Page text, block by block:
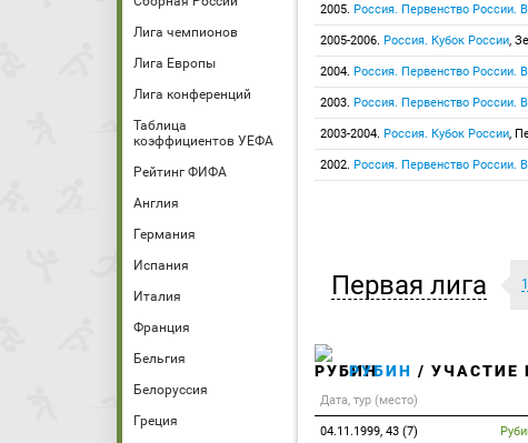
Лига чемпионов
Лига Европы
Лига конференций
Таблица
коэффициентов УЕФА
Рейтинг ФИФА
Англия
Германия
Испания
Италия
Франция
Бельгия
Белоруссия
Греция
2005. Россия. Первенство России.
2005-2006. Россия. Кубок России,
2004. Россия. Первенство России.
2003. Россия. Первенство России.
2003-2004. Россия. Кубок России,
2002. Россия. Первенство России.
Первая лига
РУБИН / УЧАСТИЕ
Дата, тур (место)
04.11.1999, 43 (7)